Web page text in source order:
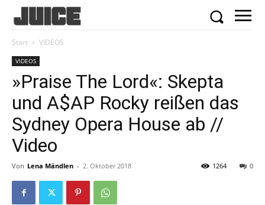
Start VIDEOS
VIDEOS
»Praise The Lord«: Skepta
und A$AP Rocky reißen das
Sydney Opera House ab //
Video
Von Lena Mändlen - 2. Oktober 2018 0
1264